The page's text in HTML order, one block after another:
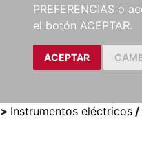
PREFERENCIAS o
el botón ACEPTAR.
ACEPTAR
> Instrumentos eléctricos /